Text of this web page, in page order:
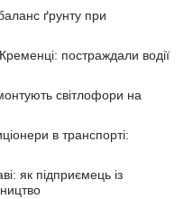
ґрунту при
постраждали водії
світлофори на
в транспорті:
як підприємець із